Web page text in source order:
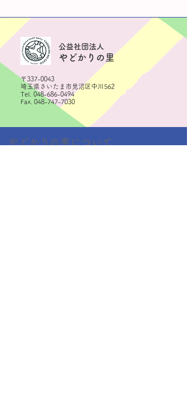
〒337-0043
埼玉県さいたま市見沼区中川562
Tel. 048-686-0494
Fax. 048-747-7030
​公益社団法人
やどかりの里
やどかりの里について